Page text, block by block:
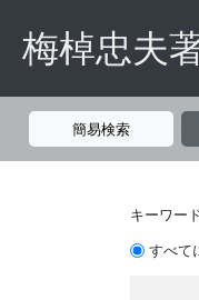
梅棹忠夫
簡易検索
キーワー
すべて